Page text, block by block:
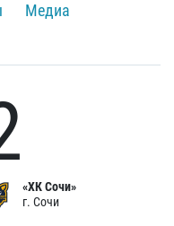
Медиа
«ХК Сочи»
г. Сочи